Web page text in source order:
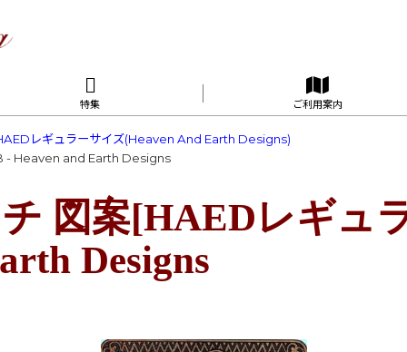
特集 ご利用案内
レギュラーサイズ(Heaven And Earth Designs)
- Heaven and Earth Designs
図案[HAEDレギュ
Designs